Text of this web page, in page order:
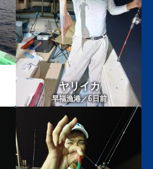
ヤリイカ
早福漁港／6日前